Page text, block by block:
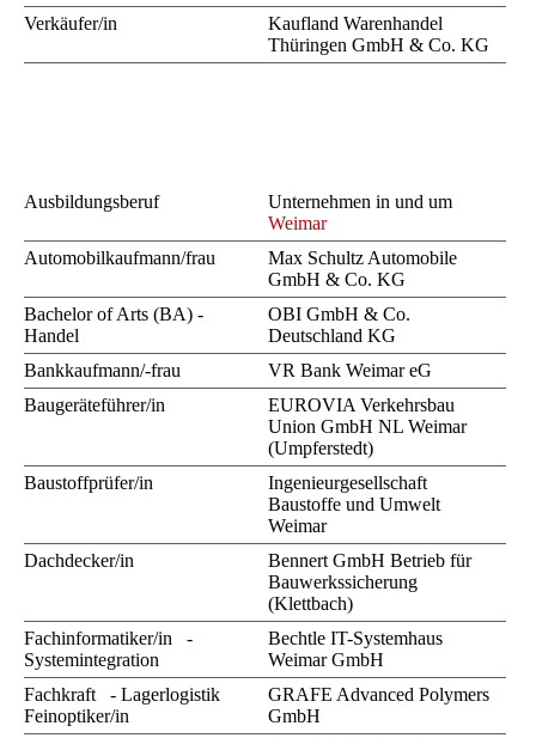
Verkäufer/in
Kaufland Warenhandel
Thüringen GmbH & Co. KG
Ausbildungsberuf
Unternehmen in und um
Weimar
Automobilkaufmann/frau
Max Schultz Automobile
GmbH & Co. KG
Bachelor of Arts (BA) -
Handel
OBI GmbH & Co.
Deutschland KG
Bankkaufmann/-frau
VR Bank Weimar eG
Baugeräteführer/in
EUROVIA Verkehrsbau
Union GmbH NL Weimar
(Umpferstedt)
Baustoffprüfer/in
Ingenieurgesellschaft
Baustoffe und Umwelt
Weimar
Dachdecker/in
Bennert GmbH Betrieb für
Bauwerkssicherung
(Klettbach)
Fachinformatiker/in -
Systemintegration
Bechtle IT-Systemhaus
Weimar GmbH
Fachkraft - Lagerlogistik
Feinoptiker/in
GRAFE Advanced Polymers
GmbH